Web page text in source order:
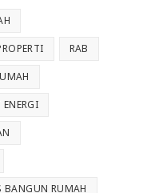
RAB
BANGUN RUMAH